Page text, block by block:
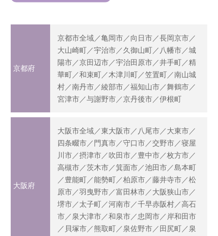
京都府
京都市全域／亀岡市／向日市／長岡京市／
大山崎町／宇治市／久御山町／八幡市／城
陽市／京田辺市／宇治田原市／井手町／精
華町／和束町／木津川町／笠置町／南山城
村／南丹市／綾部市／福知山市／舞鶴市／
宮津市／与謝野市／京丹後市／伊根町
大阪府
大阪市全域／東大阪市／八尾市／大東市／
四条畷市／門真市／守口市／交野市／寝屋
川市／摂津市／吹田市／豊中市／枚方市／
高槻市／茨木市／箕面市／池田市／島本町
／豊能町／能勢町／柏原市／藤井寺市／松
原市／羽曳野市／富田林市／大阪狭山市／
堺市／太子町／河南市／千早赤阪村／高石
市／泉大津市／和泉市／忠岡市／岸和田市
／貝塚市／熊取町／泉佐野市／田尻町／泉